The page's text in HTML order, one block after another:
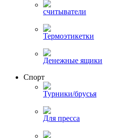
считыватели
Термоэтикетки
Денежные ящики
Спорт
Турники/брусья
Для пресса